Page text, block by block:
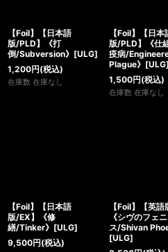
【Foil】【日本語
版/PLD】《打
倒/Subversion》[ULG]
1,200円(税込)
在庫数 在庫なし
【Foil】【日本
版/PLD】《仕
疫病/
Plague》[ULG]
1,500円(税込)
在庫数 在庫なし
【Foil】【日本語
版/EX】《修
繕/Tinker》[ULG]
9,500円(税込)
【Foil】【英語
《シヴのフェ
ス/Shivan
[ULG]